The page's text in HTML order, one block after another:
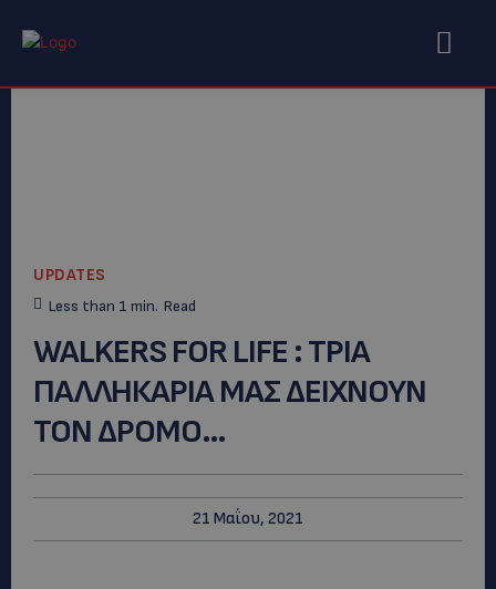
UPDATES
Less than 1 min. Read
WALKERS FOR LIFE : ΤΡΙΑ
ΠΑΛΛΗΚΑΡΙΑ ΜΑΣ ΔΕΙΧΝΟΥΝ
ΤΟΝ ΔΡΟΜΟ…
21 Μαΐου, 2021